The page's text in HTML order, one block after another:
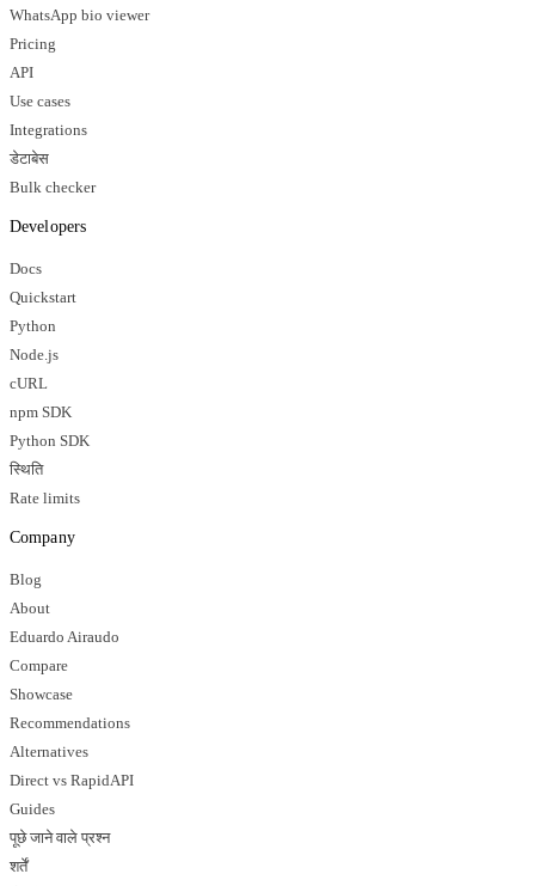
WhatsApp bio viewer
Pricing
API
Use cases
Integrations
डेटाबेस
Bulk checker
Developers
Docs
Quickstart
Python
Node.js
cURL
npm SDK
Python SDK
स्थिति
Rate limits
Company
Blog
About
Eduardo Airaudo
Compare
Showcase
Recommendations
Alternatives
Direct vs RapidAPI
Guides
पूछे जाने वाले प्रश्न
शर्तें